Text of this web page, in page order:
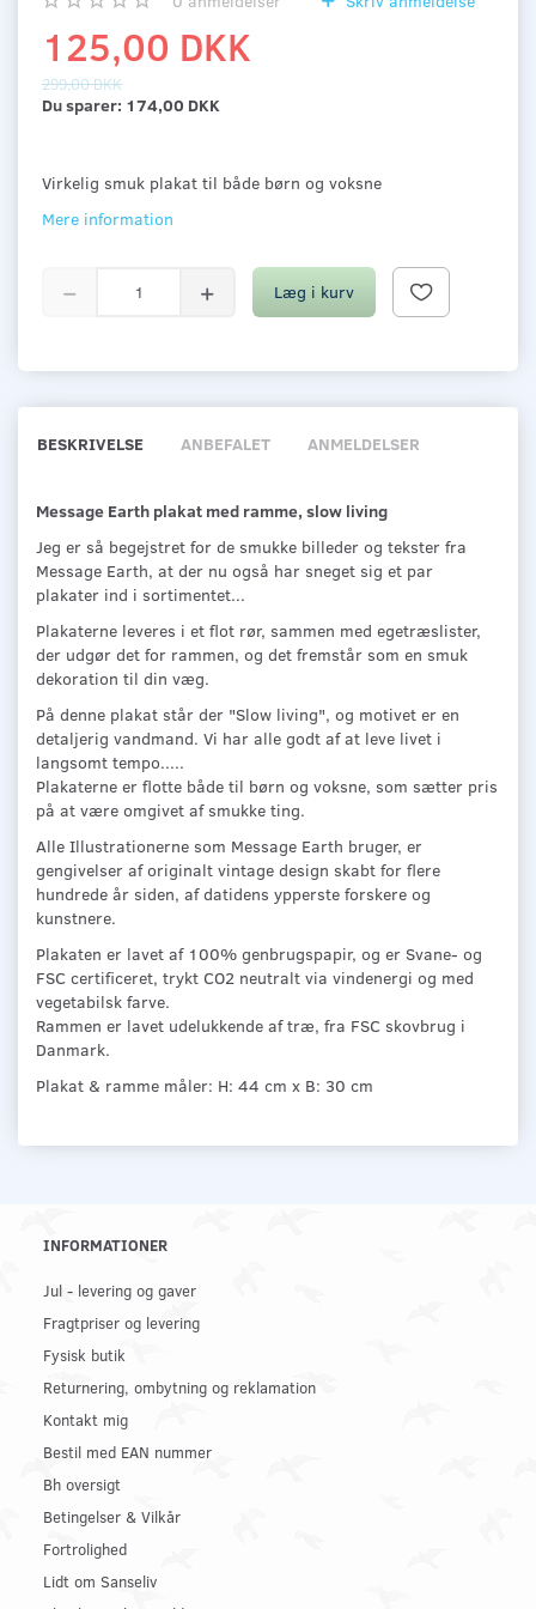
125,00 DKK
299,00 DKK
Du sparer: 174,00 DKK
Virkelig smuk plakat til både børn og voksne
Mere information
Læg i kurv
BESKRIVELSE ANBEFALET ANMELDELSER
Message Earth plakat med ramme, slow living
Jeg er så begejstret for de smukke billeder og tekster fra
Message Earth, at der nu også har sneget sig et par
plakater ind i sortimentet...
Plakaterne leveres i et flot rør, sammen med egetræslister,
der udgør det for rammen, og det fremstår som en smuk
dekoration til din væg.
På denne plakat står der "Slow living", og motivet er en
detaljerig vandmand. Vi har alle godt af at leve livet i
langsomt tempo.....
Plakaterne er flotte både til børn og voksne, som sætter pris
på at være omgivet af smukke ting.
Alle Illustrationerne som Message Earth bruger, er
gengivelser af originalt vintage design skabt for flere
hundrede år siden, af datidens ypperste forskere og
kunstnere.
Plakaten er lavet af 100% genbrugspapir, og er Svane- og
FSC certificeret, trykt CO2 neutralt via vindenergi og med
vegetabilsk farve.
Rammen er lavet udelukkende af træ, fra FSC skovbrug i
Danmark.
Plakat & ramme måler: H: 44 cm x B: 30 cm
INFORMATIONER
Jul - levering og gaver
Fragtpriser og levering
Fysisk butik
Returnering, ombytning og reklamation
Kontakt mig
Bestil med EAN nummer
Bh oversigt
Betingelser & Vilkår
Fortrolighed
Lidt om Sanseliv